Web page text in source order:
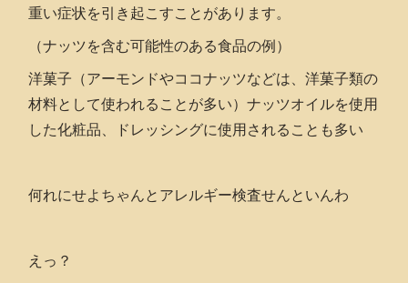
重い症状を引き起こすことがあります。
（ナッツを含む可能性のある食品の例）
洋菓子（アーモンドやココナッツなどは、洋菓子類の
材料として使われることが多い）ナッツオイルを使用
した化粧品、ドレッシングに使用されることも多い
何れにせよちゃんとアレルギー検査せんといんわ
えっ？